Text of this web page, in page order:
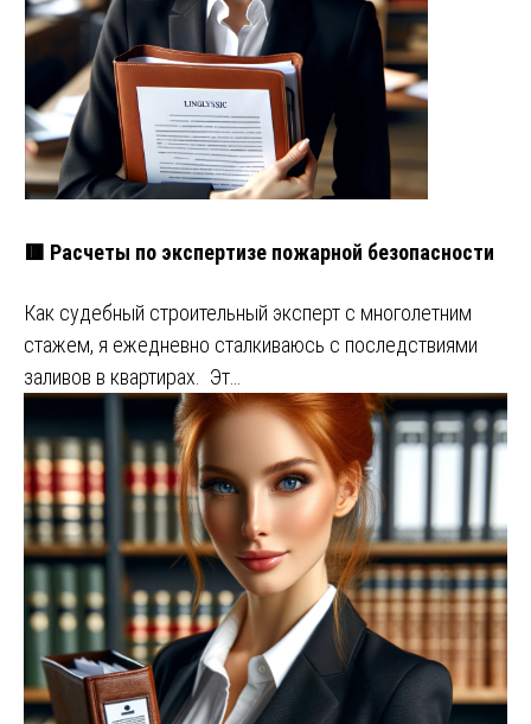
🟥 Расчеты по экспертизе пожарной безопасности
Как судебный строительный эксперт с многолетним
стажем, я ежедневно сталкиваюсь с последствиями
заливов в квартирах. Эт…